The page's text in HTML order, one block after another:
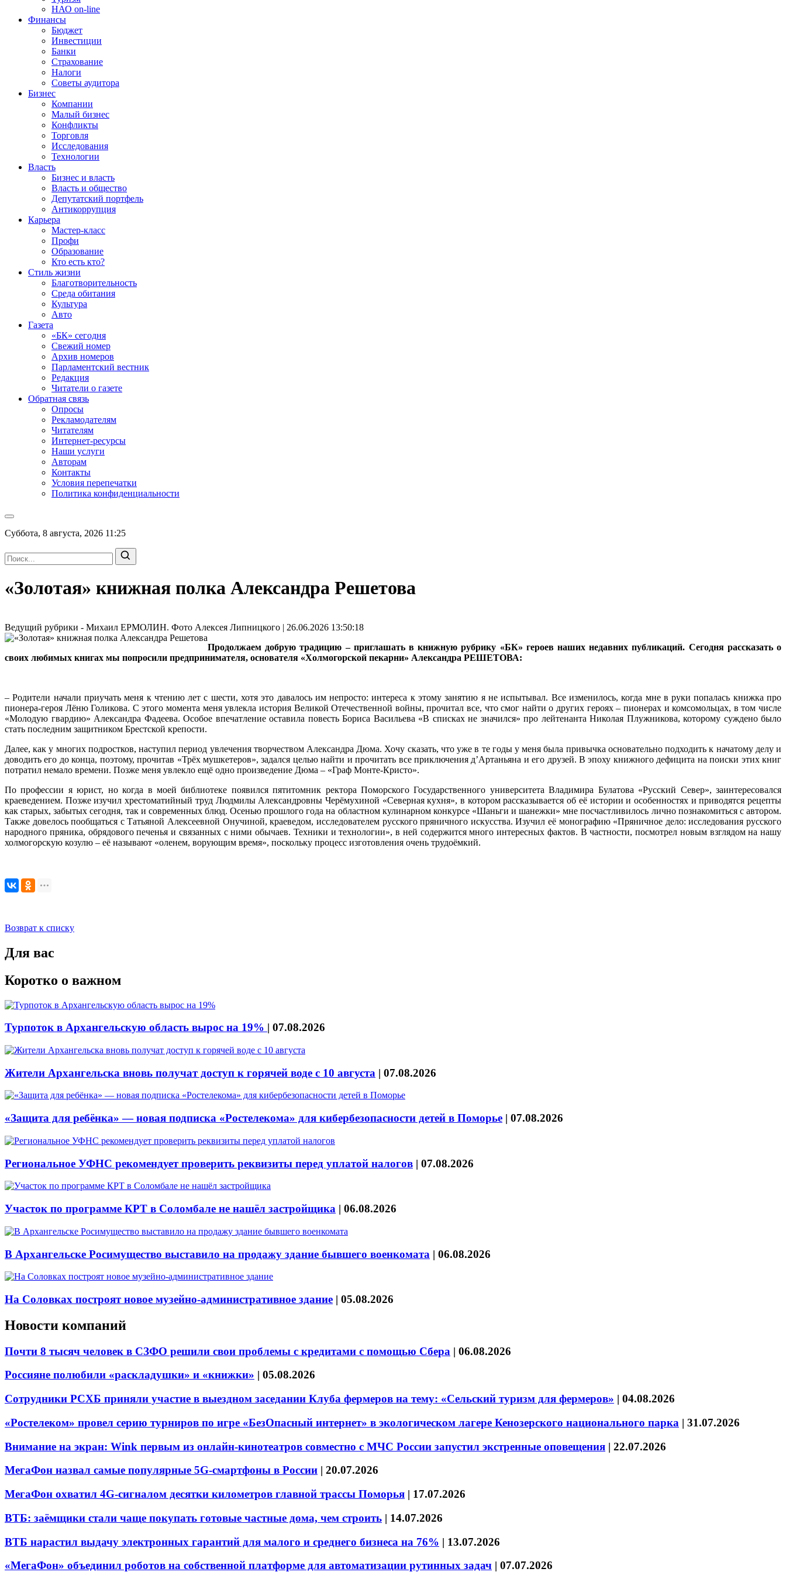
НАО on-line
Финансы
Бюджет
Инвестиции
Банки
Страхование
Налоги
Советы аудитора
Бизнес
Компании
Малый бизнес
Конфликты
Торговля
Исследования
Технологии
Власть
Бизнес и власть
Власть и общество
Депутатский портфель
Антикоррупция
Карьера
Мастер-класс
Профи
Образование
Кто есть кто?
Стиль жизни
Благотворительность
Среда обитания
Культура
Авто
Газета
«БК» сегодня
Свежий номер
Архив номеров
Парламентский вестник
Редакция
Читатели о газете
Обратная связь
Опросы
Рекламодателям
Читателям
Интернет-ресурсы
Наши услуги
Авторам
Контакты
Условия перепечатки
Политика конфиденциальности
Суббота, 8 августа, 2026 11:25
«Золотая» книжная полка Александра Решетова
Ведущий рубрики - Михаил ЕРМОЛИН. Фото Алексея Липницкого | 26.06.2026 13:50:18
Продолжаем добрую традицию – приглашать в книжную рубрику «БК» героев наших недавних публикаций. Сегодня рассказать о
своих любимых книгах мы попросили предпринимателя, основателя «Холмогорской пекарни» Александра РЕШЕТОВА:
– Родители начали приучать меня к чтению лет с шести, хотя это давалось им непросто: интереса к этому занятию я не испытывал. Все изменилось, когда мне в руки попалась книжка про
пионера-героя Лёню Голикова. С этого момента меня увлекла история Великой Отечественной войны, прочитал все, что смог найти о других героях – пионерах и комсомольцах, в том числе
«Молодую гвардию» Александра Фадеева. Особое впечатление оставила повесть Бориса Васильева «В списках не значился» про лейтенанта Николая Плужникова, которому суждено было
стать последним защитником Брестской крепости.
Далее, как у многих подростков, наступил период увлечения творчеством Александра Дюма. Хочу сказать, что уже в те годы у меня была привычка основательно подходить к начатому делу и
доводить его до конца, поэтому, прочитав «Трёх мушкетеров», задался целью найти и прочитать все приключения д’Артаньяна и его друзей. В эпоху книжного дефицита на поиски этих книг
потратил немало времени. Позже меня увлекло ещё одно произведение Дюма – «Граф Монте-Кристо».
По профессии я юрист, но когда в моей библиотеке появился пятитомник ректора Поморского Государственного университета Владимира Булатова «Русский Север», заинтересовался
краеведением. Позже изучил хрестоматийный труд Людмилы Александровны Черёмухиной «Северная кухня», в котором рассказывается об её истории и особенностях и приводятся рецепты
как старых, забытых сегодня, так и современных блюд. Осенью прошлого года на областном кулинарном конкурсе «Шаньги и шанежки» мне посчастливилось лично познакомиться с автором.
Также довелось пообщаться с Татьяной Алексеевной Онучиной, краеведом, исследователем русского пряничного искусства. Изучил её монографию «Пряничное дело: исследования русского
народного пряника, обрядового печенья и связанных с ними обычаев. Техники и технологии», в ней содержится много интересных фактов. В частности, посмотрел новым взглядом на нашу
холмогорскую козулю – её называют «оленем, ворующим время», поскольку процесс изготовления очень трудоёмкий.
Возврат к списку
Для вас
Коротко о важном
Турпоток в Архангельскую область вырос на 19% | 07.08.2026
Жители Архангельска вновь получат доступ к горячей воде с 10 августа | 07.08.2026
«Защита для ребёнка» — новая подписка «Ростелекома» для кибербезопасности детей в Поморье | 07.08.2026
Региональное УФНС рекомендует проверить реквизиты перед уплатой налогов | 07.08.2026
Участок по программе КРТ в Соломбале не нашёл застройщика | 06.08.2026
В Архангельске Росимущество выставило на продажу здание бывшего военкомата | 06.08.2026
На Соловках построят новое музейно-административное здание | 05.08.2026
Новости компаний
Почти 8 тысяч человек в СЗФО решили свои проблемы с кредитами с помощью Сбера | 06.08.2026
Россияне полюбили «раскладушки» и «книжки» | 05.08.2026
Сотрудники РСХБ приняли участие в выездном заседании Клуба фермеров на тему: «Сельский туризм для фермеров» | 04.08.2026
«Ростелеком» провел серию турниров по игре «БезОпасный интернет» в экологическом лагере Кенозерского национального парка | 31.07.2026
Внимание на экран: Wink первым из онлайн-кинотеатров совместно с МЧС России запустил экстренные оповещения | 22.07.2026
МегаФон назвал самые популярные 5G-смартфоны в России | 20.07.2026
МегаФон охватил 4G-сигналом десятки километров главной трассы Поморья | 17.07.2026
ВТБ: заёмщики стали чаще покупать готовые частные дома, чем строить | 14.07.2026
ВТБ нарастил выдачу электронных гарантий для малого и среднего бизнеса на 76% | 13.07.2026
«МегаФон» объединил роботов на собственной платформе для автоматизации рутинных задач | 07.07.2026